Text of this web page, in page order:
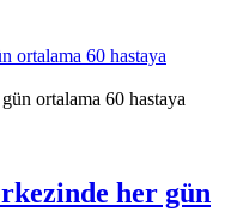
ortalama 60 hastaya
her gün